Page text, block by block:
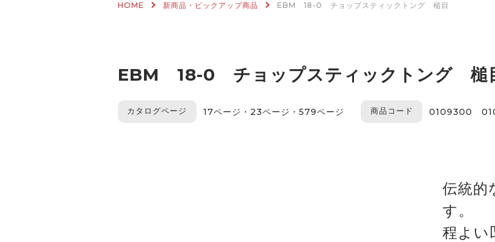
HOME 新商品・ピックアップ商品 EBM 18-0 チョップスティックトング 槌目
EBM 18-0 チョップスティックトング 槌
カタログページ 17ページ・23ページ・579ページ 商品コード 0109300
伝統的
す。
程よい